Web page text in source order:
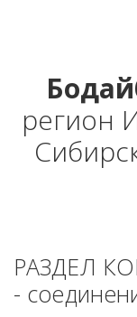
регион
РАЗДЕЛ
-